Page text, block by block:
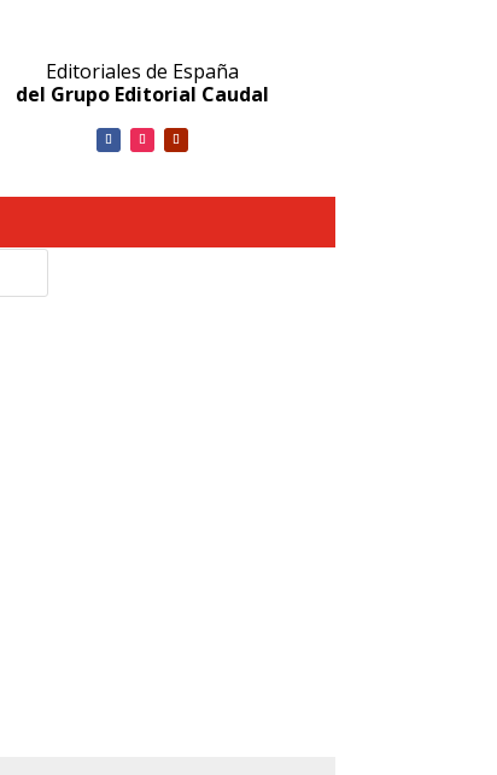
Editoriales de España
del Grupo Editorial Caudal